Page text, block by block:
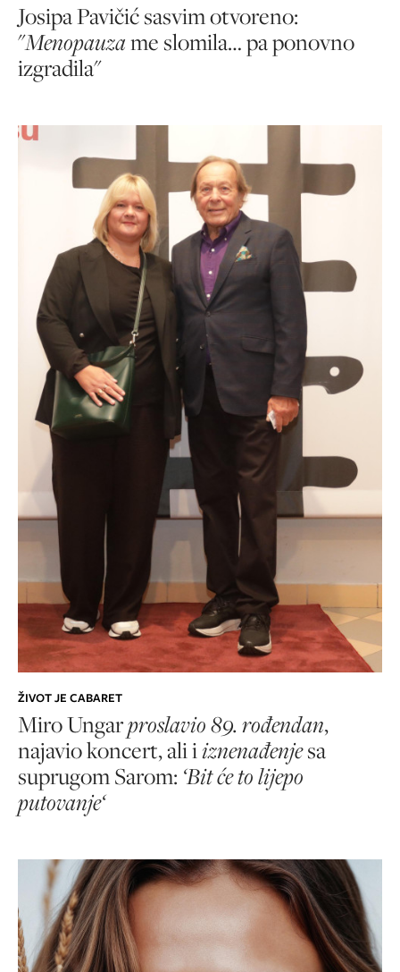
Josipa Pavičić sasvim otvoreno:
"Menopauzame slomila… pa ponovno
izgradila"
ŽIVOT JE CABARET
Miro Ungarproslavio 89. rođendan,
najavio koncert, ali iiznenađenjesa
suprugom Sarom: ‘Bit će to lijepo
putovanje‘